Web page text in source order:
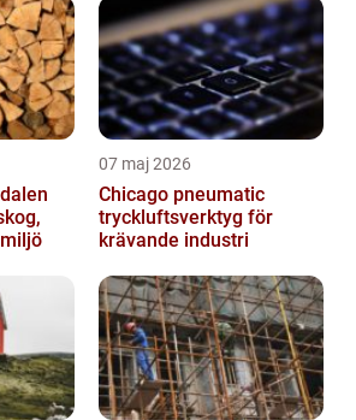
07 maj 2026
Chicago pneumatic
tryckluftsverktyg för
krävande industri